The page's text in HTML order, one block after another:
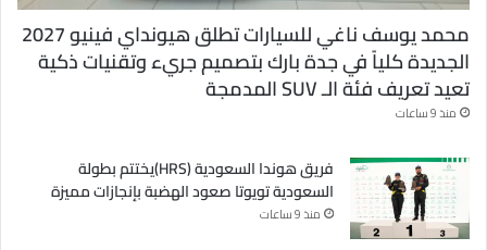
محمد يوسف ناغي للسيارات تطلق هيونداي فينيو 2027
الجديدة كلياً في جدة بارك بتصميم جريء وتقنيات ذكية
تعيد تعريف فئة الـ SUV المدمجة
منذ 9 ساعات
فريق هوندا السعودية (HRS)يختتم بطولة
السعودية تويوتا صعود الهضبة بإنجازات مميزة
منذ 9 ساعات